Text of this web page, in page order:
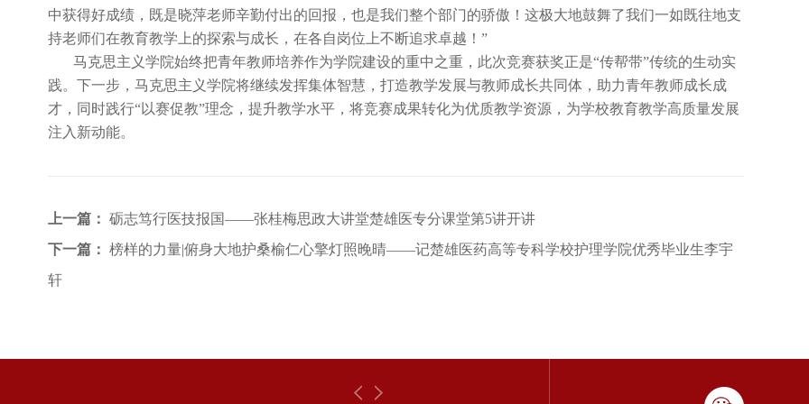
中获得好成绩，既是晓萍老师辛勤付出的回报，也是我们整个部门的骄傲！这极大地鼓舞了我们一如既往地支
持老师们在教育教学上的探索与成长，在各自岗位上不断追求卓越！”
马克思主义学院始终把青年教师培养作为学院建设的重中之重，此次竞赛获奖正是“传帮带”传统的生动实
践。下一步，马克思主义学院将继续发挥集体智慧，打造教学发展与教师成长共同体，助力青年教师成长成
才，同时践行“以赛促教”理念，提升教学水平，将竞赛成果转化为优质教学资源，为学校教育教学高质量发展
注入新动能。
上一篇： 砺志笃行医技报国——张桂梅思政大讲堂楚雄医专分课堂第5讲开讲
下一篇： 榜样的力量|俯身大地护桑榆仁心擎灯照晚晴——记楚雄医药高等专科学校护理学院优秀毕业生李宇
轩